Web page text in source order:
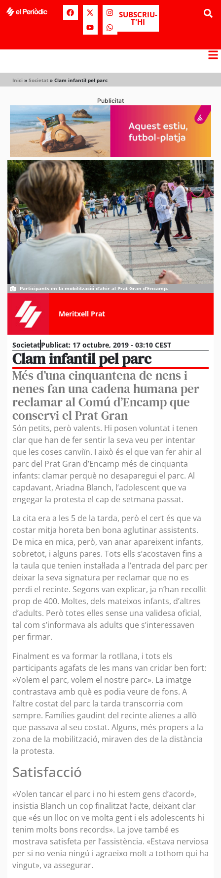
SUBSCRIU-
T'HI
Inici » Societat » Clam infantil pel parc
Publicitat
Participants en la mobilització d’ahir al Prat Gran d’Encamp.
Meritxell Prat
SocietatPublicat: 17 octubre, 2019 - 03:10 CEST
Clam infantil pel parc
Més d’una cinquantena de nens i
nenes fan una cadena humana per
reclamar al Comú d’Encamp que
conservi el Prat Gran
Són petits, però valents. Hi posen voluntat i tenen
clar que han de fer sentir la seva veu per intentar
que les coses canviïn. I això és el que van fer ahir al
parc del Prat Gran d’Encamp més de cinquanta
infants: clamar perquè no desaparegui el parc. Al
capdavant, Ariadna Blanch, l’adolescent que va
engegar la protesta el cap de setmana passat.
La cita era a les 5 de la tarda, però el cert és que va
costar mitja horeta ben bona aglutinar assistents.
De mica en mica, però, van anar apareixent infants,
sobretot, i alguns pares. Tots ells s’acostaven fins a
la taula que tenien instal·lada a l’entrada del parc per
deixar la seva signatura per reclamar que no es
perdi el recinte. Segons van explicar, ja n’han recollit
prop de 400. Moltes, dels mateixos infants, d’altres
d’adults. Però totes elles sense una validesa oficial,
tal com s’informava als adults que s’interessaven
per firmar.
Finalment es va formar la rotllana, i tots els
participants agafats de les mans van cridar ben fort:
«Volem el parc, volem el nostre parc». La imatge
contrastava amb què es podia veure de fons. A
l’altre costat del parc la tarda transcorria com
sempre. Famílies gaudint del recinte alienes a allò
que passava al seu costat. Alguns, més propers a la
zona de la mobilització, miraven des de la distància
la protesta.
Satisfacció
«Volen tancar el parc i no hi estem gens d’acord»,
insistia Blanch un cop finalitzat l’acte, deixant clar
que «és un lloc on ve molta gent i els adolescents hi
tenim molts bons records». La jove també es
mostrava satisfeta per l’assistència. «Estava nerviosa
per si no venia ningú i agraeixo molt a tothom qui ha
vingut», va assegurar.